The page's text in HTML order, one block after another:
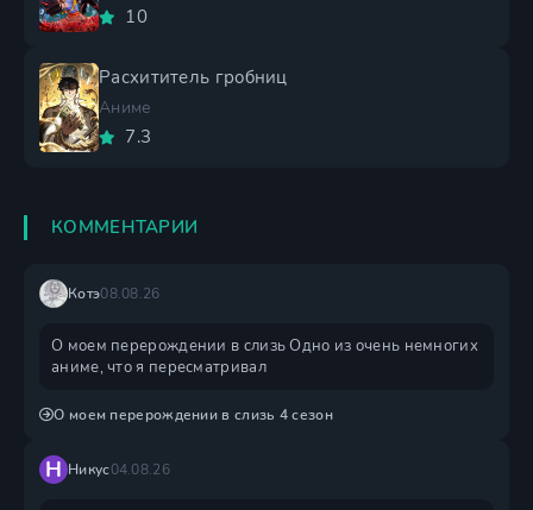
10
Расхититель гробниц
Аниме
7.3
КОММЕНТАРИИ
Котэ08.08.26
О моем перерождении в слизь Одно из очень немногих
аниме, что я пересматривал
О моем перерождении в слизь 4 сезон
Н Никус04.08.26